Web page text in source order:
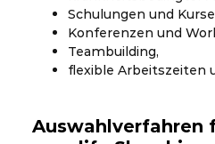
Schulungen und
Konferenzen und
Teambuilding,
flexible Arbeitszeiten
Auswahlverfahren